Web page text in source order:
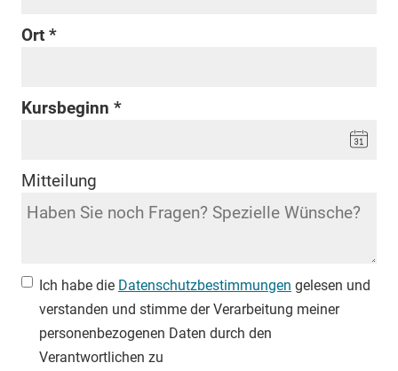
Ort
Kursbeginn
Mitteilung
Ich habe die Datenschutzbestimmungen gelesen und
verstanden und stimme der Verarbeitung meiner
personenbezogenen Daten durch den
Verantwortlichen zu